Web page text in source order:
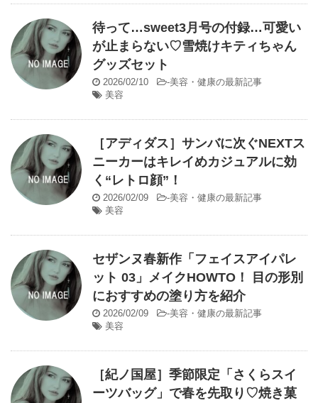
待って…sweet3月号の付録…可愛い
が止まらない♡雪焼けキティちゃん
グッズセット
2026/02/10 -美容・健康の最新記事
美容
［アディダス］サンバに次ぐNEXTス
ニーカーはキレイめカジュアルに効
く“レトロ顔”！
2026/02/09 -美容・健康の最新記事
美容
セザンヌ春新作「フェイスアイパレ
ット 03」メイクHOWTO！ 目の形別
におすすめの塗り方を紹介
2026/02/09 -美容・健康の最新記事
美容
［紀ノ国屋］季節限定「さくらスイ
ーツバッグ」で春を先取り♡焼き菓